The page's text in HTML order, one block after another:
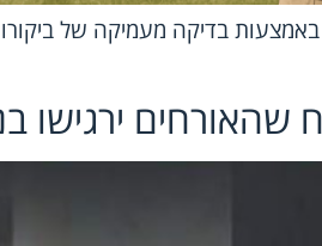
בדיקה מעמיקה של
שהאורחים ירגישו